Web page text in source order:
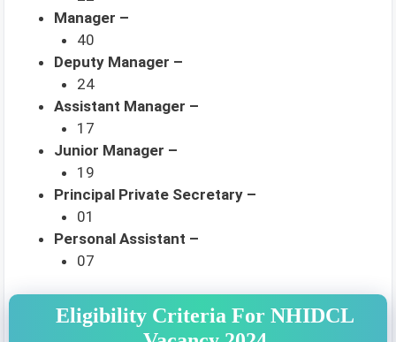
Manager –
40
Deputy Manager –
24
Assistant Manager –
17
Junior Manager –
19
Principal Private Secretary –
01
Personal Assistant –
07
Eligibility Criteria For NHIDCL